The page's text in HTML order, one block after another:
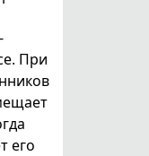
При
его